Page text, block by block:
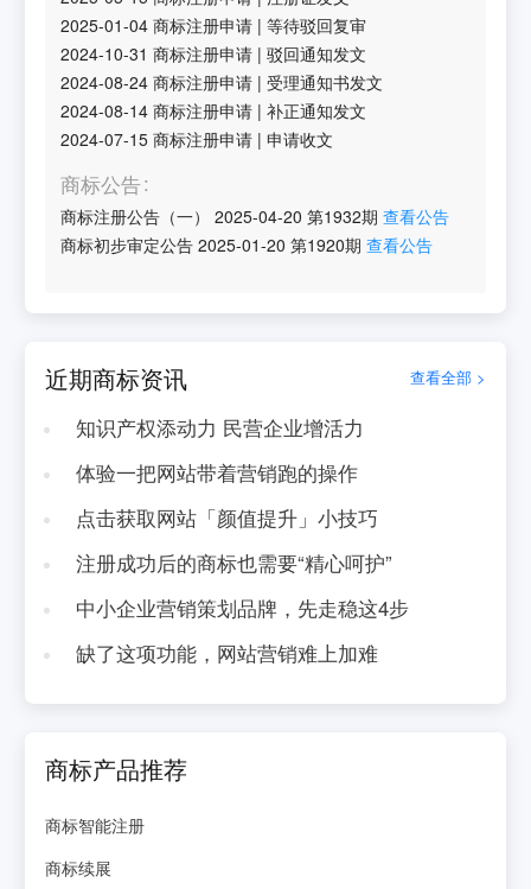
2025-01-04 商标注册申请 |等待驳回复审
2024-10-31 商标注册申请 |驳回通知发文
2024-08-24 商标注册申请 |受理通知书发文
2024-08-14 商标注册申请 |补正通知发文
2024-07-15 商标注册申请 |申请收文
商标公告
商标注册公告（一） 2025-04-20 第1932期 查看公告
商标初步审定公告 2025-01-20 第1920期 查看公告
近期商标资讯 查看全部 >
知识产权添动力 民营企业增活力
体验一把网站带着营销跑的操作
点击获取网站「颜值提升」小技巧
注册成功后的商标也需要“精心呵护”
中小企业营销策划品牌，先走稳这4步
缺了这项功能，网站营销难上加难
商标产品推荐
商标智能注册
商标续展